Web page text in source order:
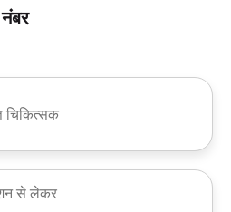
चिकित्सक
से लेकर